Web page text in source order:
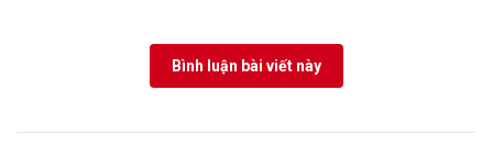
Bình luận bài viết này